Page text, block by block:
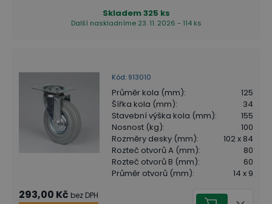
Skladem325 ks
Další naskladníme 23. 11. 2026 - 114 ks
Kód: 913010
Průměr kola (mm):
125
Šířka kola (mm):
34
Stavební výška kola (mm):
155
Nosnost (kg):
100
Rozměry desky (mm):
102 x 84
Rozteč otvorů A (mm):
80
Rozteč otvorů B (mm):
60
Průměr otvorů (mm): 14 x 9
293,00 Kč bez DPH